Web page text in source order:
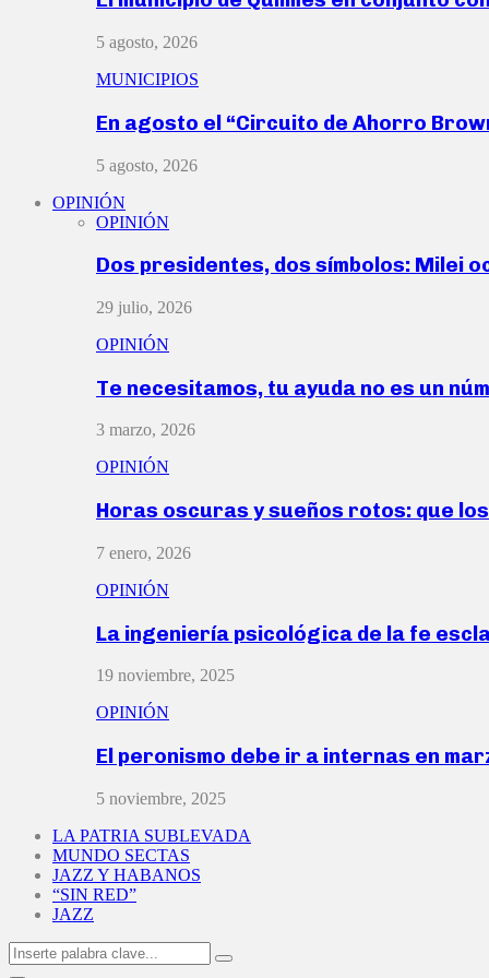
5 agosto, 2026
MUNICIPIOS
En agosto el “Circuito de Ahorro
5 agosto, 2026
OPINIÓN
OPINIÓN
Dos presidentes, dos símbolos: Milei
29 julio, 2026
OPINIÓN
Te necesitamos, tu ayuda no es un
3 marzo, 2026
OPINIÓN
Horas oscuras y sueños rotos: que
7 enero, 2026
OPINIÓN
La ingeniería psicológica de la fe
19 noviembre, 2025
OPINIÓN
El peronismo debe ir a internas en
5 noviembre, 2025
LA PATRIA SUBLEVADA
MUNDO SECTAS
JAZZ Y HABANOS
“SIN RED”
JAZZ
Search
for:
Search